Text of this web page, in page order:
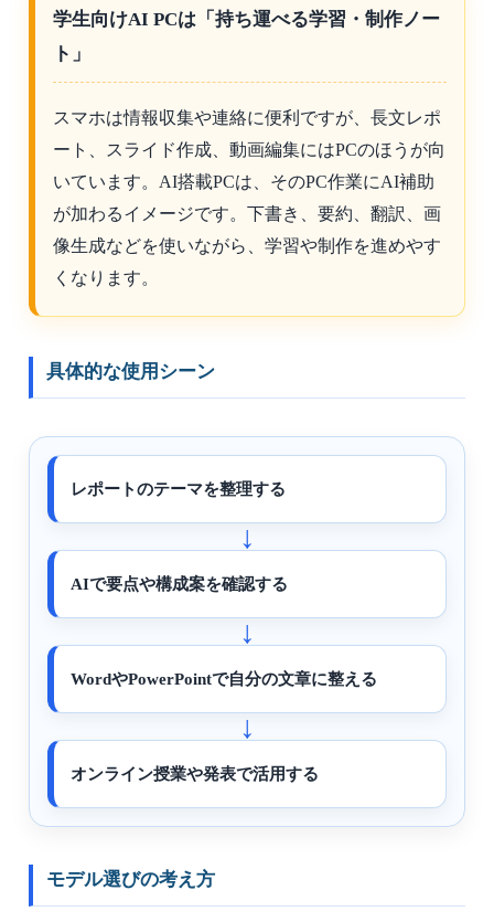
学生向けAI PCは「持ち運べる学習・制作ノー
ト」
スマホは情報収集や連絡に便利ですが、長文レポ
ート、スライド作成、動画編集にはPCのほうが向
いています。AI搭載PCは、そのPC作業にAI補助
が加わるイメージです。下書き、要約、翻訳、画
像生成などを使いながら、学習や制作を進めやす
くなります。
具体的な使用シーン
レポートのテーマを整理する
AIで要点や構成案を確認する
WordやPowerPointで自分の文章に整える
オンライン授業や発表で活用する
モデル選びの考え方